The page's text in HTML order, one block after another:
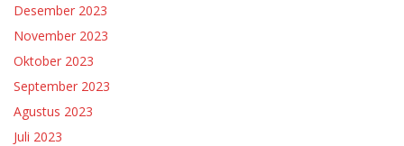
Desember 2023
November 2023
Oktober 2023
September 2023
Agustus 2023
Juli 2023